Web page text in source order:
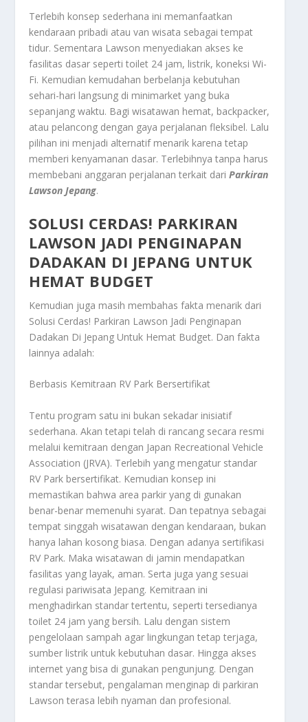
Terlebih konsep sederhana ini memanfaatkan
kendaraan pribadi atau van wisata sebagai tempat
tidur. Sementara Lawson menyediakan akses ke
fasilitas dasar seperti toilet 24 jam, listrik, koneksi Wi-
Fi. Kemudian kemudahan berbelanja kebutuhan
sehari-hari langsung di minimarket yang buka
sepanjang waktu. Bagi wisatawan hemat, backpacker,
atau pelancong dengan gaya perjalanan fleksibel. Lalu
pilihan ini menjadi alternatif menarik karena tetap
memberi kenyamanan dasar. Terlebihnya tanpa harus
membebani anggaran perjalanan terkait dariParkiran
Lawson Jepang.
SOLUSI CERDAS! PARKIRAN
LAWSON JADI PENGINAPAN
DADAKAN DI JEPANG UNTUK
HEMAT BUDGET
Kemudian juga masih membahas fakta menarik dari
Solusi Cerdas! Parkiran Lawson Jadi Penginapan
Dadakan Di Jepang Untuk Hemat Budget. Dan fakta
lainnya adalah:
Berbasis Kemitraan RV Park Bersertifikat
Tentu program satu ini bukan sekadar inisiatif
sederhana. Akan tetapi telah di rancang secara resmi
melalui kemitraan dengan Japan Recreational Vehicle
Association (JRVA). Terlebih yang mengatur standar
RV Park bersertifikat. Kemudian konsep ini
memastikan bahwa area parkir yang di gunakan
benar-benar memenuhi syarat. Dan tepatnya sebagai
tempat singgah wisatawan dengan kendaraan, bukan
hanya lahan kosong biasa. Dengan adanya sertifikasi
RV Park. Maka wisatawan di jamin mendapatkan
fasilitas yang layak, aman. Serta juga yang sesuai
regulasi pariwisata Jepang. Kemitraan ini
menghadirkan standar tertentu, seperti tersedianya
toilet 24 jam yang bersih. Lalu dengan sistem
pengelolaan sampah agar lingkungan tetap terjaga,
sumber listrik untuk kebutuhan dasar. Hingga akses
internet yang bisa di gunakan pengunjung. Dengan
standar tersebut, pengalaman menginap di parkiran
Lawson terasa lebih nyaman dan profesional.